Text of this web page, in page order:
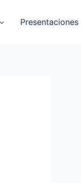
Presentaciones